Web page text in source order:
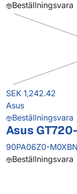
Beställningsvara
SEK 1,242.42
Asus
Beställningsvara
Asus
90PA06Z0-
Beställningsvara